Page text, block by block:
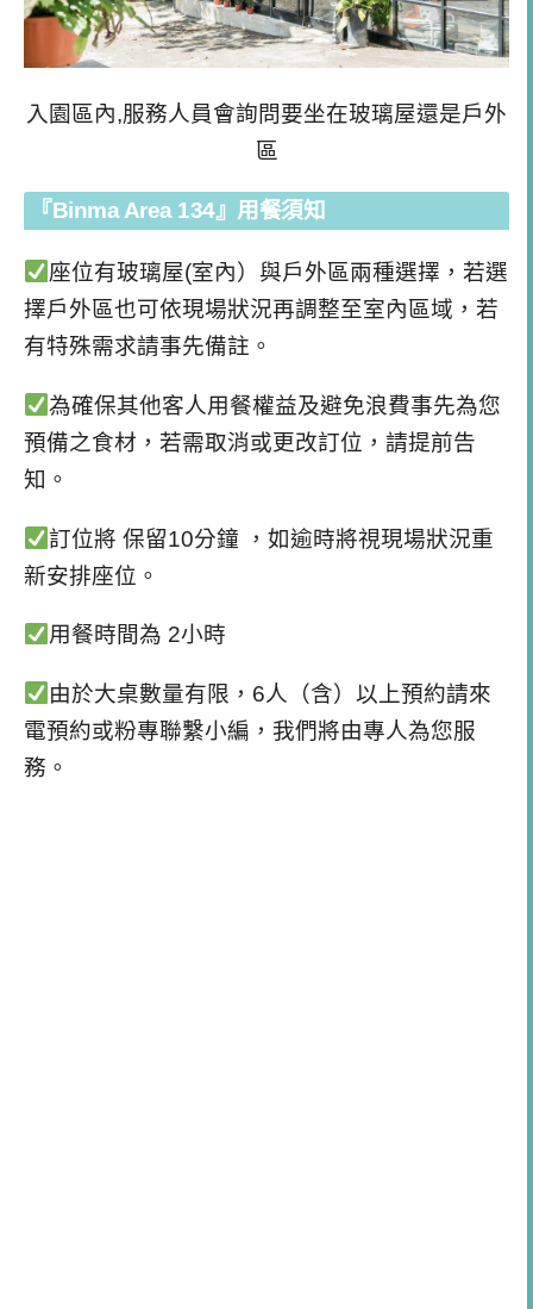
入園區內,服務人員會詢問要坐在玻璃屋還是戶外
區
『Binma Area 134』用餐須知
座位有玻璃屋(室內）與戶外區兩種選擇，若選
擇戶外區也可依現場狀況再調整至室內區域，若
有特殊需求請事先備註。
為確保其他客人用餐權益及避免浪費事先為您
預備之食材，若需取消或更改訂位，請提前告
知。
訂位將 保留10分鐘 ，如逾時將視現場狀況重
新安排座位。
用餐時間為 2小時
由於大桌數量有限，6人（含）以上預約請來
電預約或粉專聯繫小編，我們將由專人為您服
務。